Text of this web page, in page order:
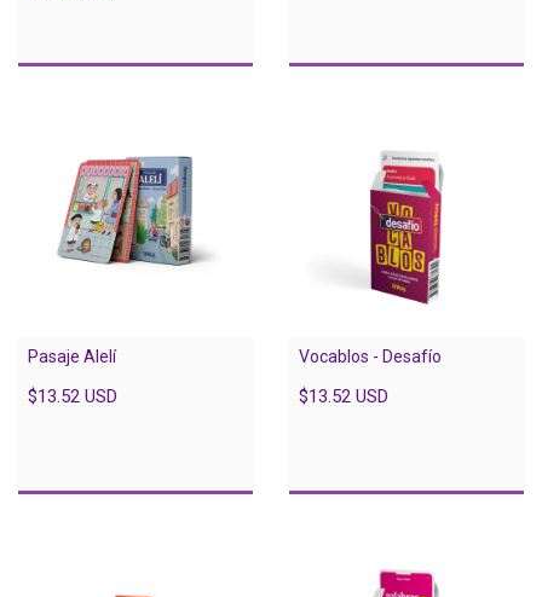
Pasaje Alelí
$13.52 USD
Vocablos - Desafío
$13.52 USD